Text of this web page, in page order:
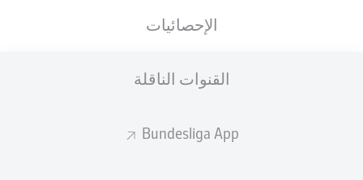
الإحصائيات
القنوات الناقلة
Bundesliga App